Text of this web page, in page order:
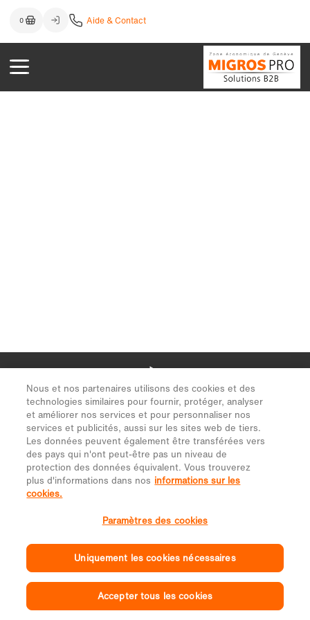
Nous et nos partenaires utilisons des cookies et des
technologies similaires pour fournir, protéger, analyser
et améliorer nos services et pour personnaliser nos
services et publicités, aussi sur les sites web de tiers.
Les données peuvent également être transférées vers
des pays qui n'ont peut-être pas un niveau de
protection des données équivalent. Vous trouverez
plus d'informations dans nos informations sur les
cookies.
Paramètres des cookies
Uniquement les cookies nécessaires
Accepter tous les cookies